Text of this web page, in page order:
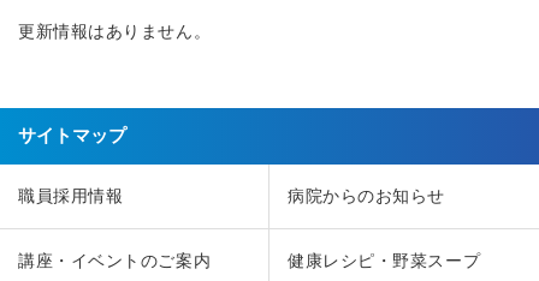
更新情報はありません。
サイトマップ
職員採用情報 病院からのお知らせ
講座・イベントのご案内 健康レシピ・野菜スープ